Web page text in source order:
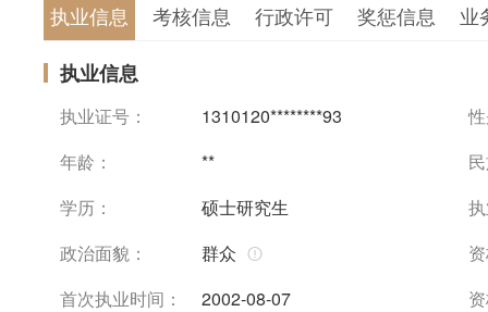
执业信息 考核信息 行政许可 奖惩信息 业
执业信息
执业证号： 1310120********93
年龄：
**
学历：
硕士研究生
政治面貌：
群众
首次执业时间：
2002-08-07